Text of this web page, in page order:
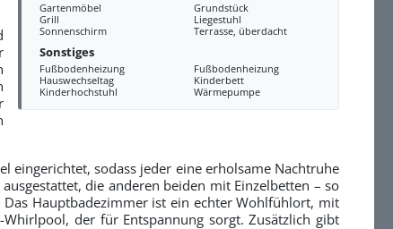
Gartenmöbel
Grundstück
Grill
Liegestuhl
Sonnenschirm
Terrasse, überdacht
Sonstiges
Fußbodenheizung
Fußbodenheizung
Hauswechseltag
Kinderbett
Kinderhochstuhl
Wärmepumpe
eingerichtet, sodass jeder eine erholsame Nachtruhe
die anderen beiden mit Einzelbetten – so
Hauptbadezimmer ist ein echter Wohlfühlort, mit
der für Entspannung sorgt. Zusätzlich gibt